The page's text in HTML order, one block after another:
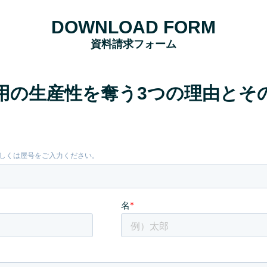
DOWNLOAD FORM
資料請求フォーム
の生産性を奪う3つの理由とそ